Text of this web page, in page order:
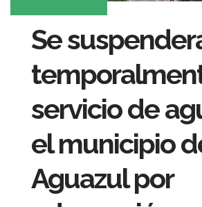
Se
servicio de
el municipio
Aguazul por